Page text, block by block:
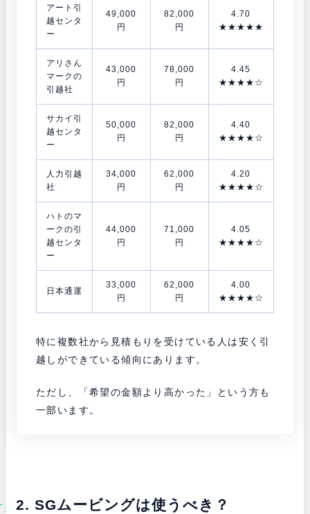
アート引
越センタ
ー
49,000
円
82,000
円
4.70
★★★★★
アリさん
マークの
引越社
43,000
円
78,000
円
4.45
★★★★☆
サカイ引
越センタ
ー
50,000
円
82,000
円
4.40
★★★★☆
人力引越
社
34,000
円
62,000
円
4.20
★★★★☆
ハトのマ
ークの引
越センタ
ー
44,000
円
71,000
円
4.05
★★★★☆
日本通運
33,000
円
62,000
円
4.00
★★★★☆
特に複数社から見積もりを受けている人は安く引
越しができている傾向にあります。
ただし、「希望の金額より高かった」という方も
一部います。
2. SGムービングは使うべき？